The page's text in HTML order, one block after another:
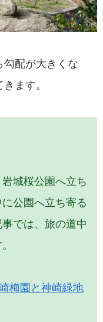
勾配が大きくな
ます。
城桜公園へ立ち
公園へ立ち寄る
では、旅の道中
梅園と神崎緑地